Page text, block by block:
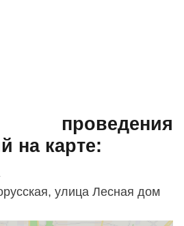
на карте:
улица Лесная дом